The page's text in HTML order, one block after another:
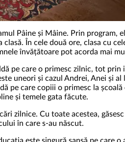
Pâine și Mâine. Prin program,
În cele două ore, clasa cu
învățătoare pot acorda mai
pe care o primesc zilnic, tot
uneori și cazul Andrei, Anei
pe care copiii o primesc la
și temele gata făcute.
zilnice. Cu toate acestea,
în care s-au născut.
este singură șansă pe care